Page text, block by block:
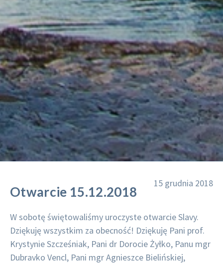
15 grudnia 2018
Otwarcie 15.12.2018
W sobotę świętowaliśmy uroczyste otwarcie Slavy.
Dziękuję wszystkim za obecność! Dziękuję Pani prof.
Krystynie Szcześniak, Pani dr Dorocie Żyłko, Panu mgr
Dubravko Vencl, Pani mgr Agnieszce Bielińskiej,